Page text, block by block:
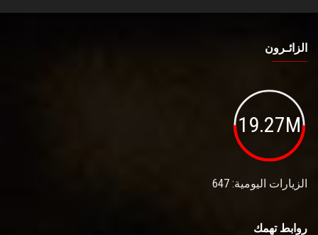
الزائـرون
19.27M
الزيارات اليومية: 647
روابط تهمك